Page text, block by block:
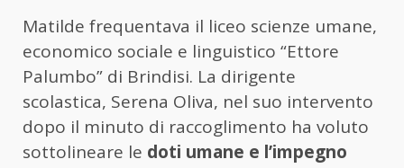
Matilde frequentava il liceo scienze umane,
economico sociale e linguistico “Ettore
Palumbo” di Brindisi. La dirigente
scolastica, Serena Oliva, nel suo intervento
dopo il minuto di raccoglimento ha voluto
sottolineare le doti umane e l’impegno